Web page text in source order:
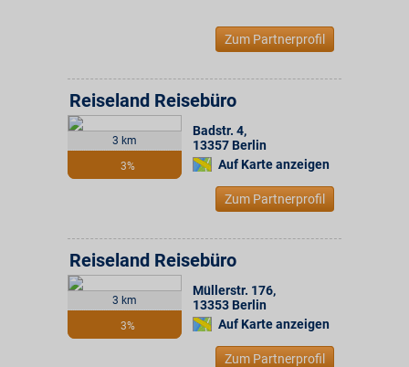
Zum Partnerprofil
3 km
3%
Reiseland Reisebüro
Badstr. 4,
13357 Berlin
Auf Karte anzeigen
Zum Partnerprofil
3 km
3%
Reiseland Reisebüro
Müllerstr. 176,
13353 Berlin
Auf Karte anzeigen
Zum Partnerprofil